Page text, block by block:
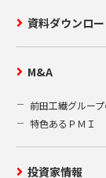
お客様
全てご
を同封
〒919-
福井県
資料ダウンロ
M&A
前田工繊グルー
特色あるＰＭＩ
投資家情報